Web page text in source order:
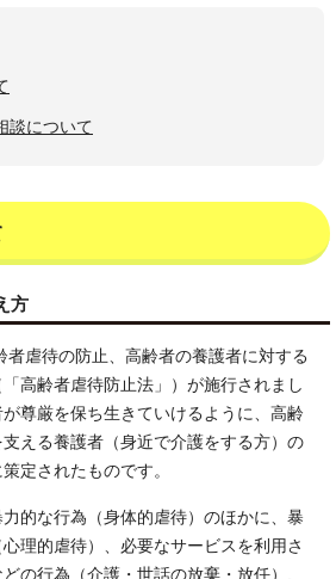
談について
方
虐待の防止、高齢者の養護者に対する
高齢者虐待防止法」）が施行されまし
尊厳を保ち生きていけるように、高齢
える養護者（身近で介護をする方）の
定されたものです。
力的な行為（身体的虐待）のほかに、暴
理的虐待）、必要なサービスを利用さ
の行為（介護・世話の放棄・放任）、